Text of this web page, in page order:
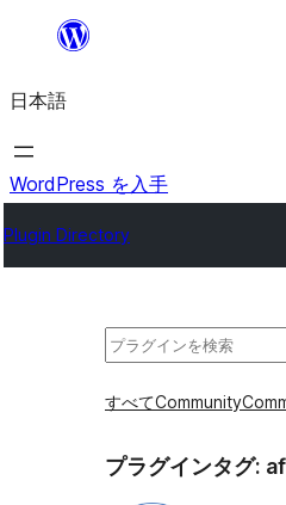
を
ス
キ
プ
日本語
WordPress を入手
Plugin Directory
検
すべてCommunity
プラグインタグ: